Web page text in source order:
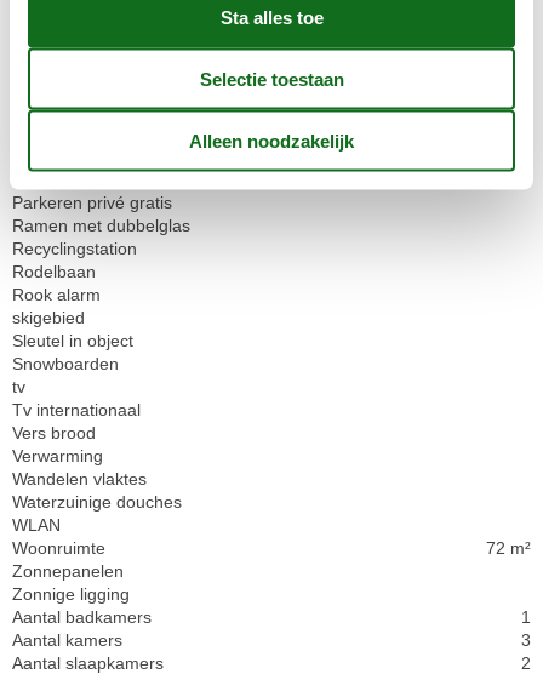
Magnetron
Open keuken
Parkeren privé gratis
Ramen met dubbelglas
Recyclingstation
Rodelbaan
Rook alarm
skigebied
Sleutel in object
Snowboarden
tv
Tv internationaal
Vers brood
Verwarming
Wandelen vlaktes
Waterzuinige douches
WLAN
Woonruimte
72 m²
Zonnepanelen
Zonnige ligging
Aantal badkamers
1
Aantal kamers
3
Aantal slaapkamers
2